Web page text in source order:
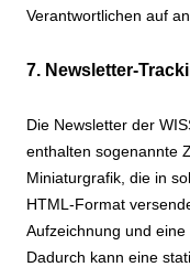
Verantwortlichen auf
7. Newsletter-
Die Newsletter der
enthalten sogenannte
Miniaturgrafik, die in
HTML-Format
Aufzeichnung und eine
Dadurch kann eine